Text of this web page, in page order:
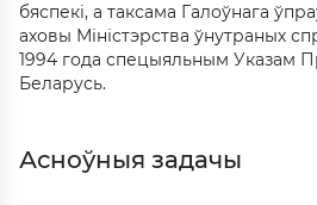
бяспекі, а таксама Галоўнага
аховы Міністэрства ўнутраных
1994 года спецыяльным Указам
Беларусь.
Асноўныя задачы